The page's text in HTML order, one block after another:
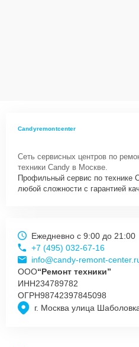
Candyremontcenter
Сеть сервисных центров по
техники Candy в Москве.
Профильный сервис по технике
любой сложности с гарантией
г. Москва улица
Ежедневно с 9:00 до 21:00
+7 (495) 032-67-16
info@candy-remont-
ООО“Ремонт техники”
ИНН234789782
ОГРН98742397845098